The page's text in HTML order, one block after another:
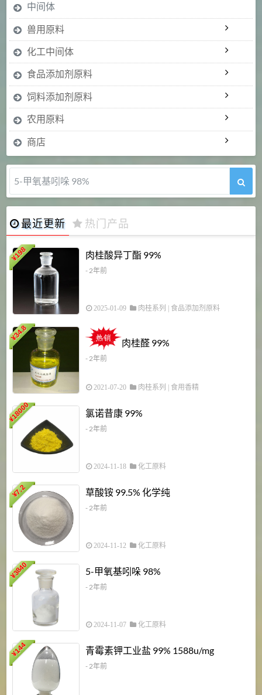
中间体
兽用原料
化工中间体
食品添加剂原料
饲料添加剂原料
农用原料
商店
5-甲氧基吲哚 98%
最近更新 热门产品
¥
198 肉桂酸异丁酯 99%
- 2年前
2025-01-09 肉桂系列 食品添加剂原料
¥
34.8
肉桂醛 99%
- 2年前
2021-07-20 肉桂系列 食用香精
¥
18000 氯诺昔康 99%
- 2年前
2024-11-18 化工原料
¥
7.2 草酸铵 99.5% 化学纯
- 2年前
2024-11-12 化工原料
¥
3840 5-甲氧基吲哚 98%
- 2年前
2024-11-07 化工原料
¥
144 青霉素钾工业盐 99% 1588u/mg
- 2年前